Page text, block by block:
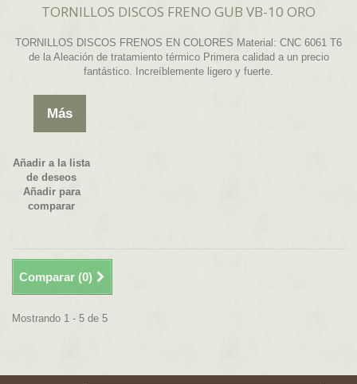
TORNILLOS DISCOS FRENO GUB VB-10 ORO
TORNILLOS DISCOS FRENOS EN COLORES Material: CNC 6061 T6
de la Aleación de tratamiento térmico Primera calidad a un precio
fantástico. Increíblemente ligero y fuerte.
Más
Añadir a la lista
de deseos
Añadir para
comparar
Comparar (0)
Mostrando 1 - 5 de 5